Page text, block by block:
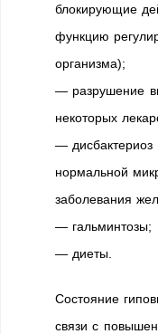
блокирующие
функцию
организма);
— разрушение
некоторых
— дисбактериоз
нормальной
заболевания
— гальминтозы;
— диеты.
Состояние
связи с